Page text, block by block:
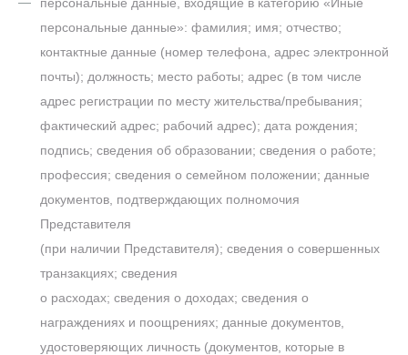
персональные данные»: фамилия; имя; отчество;
контактные данные (номер телефона, адрес электронной
почты); должность; место работы; адрес (в том числе
адрес регистрации по месту жительства/пребывания;
фактический адрес; рабочий адрес); дата рождения;
подпись; сведения об образовании; сведения о работе;
профессия; сведения о семейном положении; данные
документов, подтверждающих полномочия
Представителя
(при наличии Представителя); сведения о совершенных
транзакциях; сведения
о расходах; сведения о доходах; сведения о
награждениях и поощрениях; данные документов,
удостоверяющих личность (документов, которые в